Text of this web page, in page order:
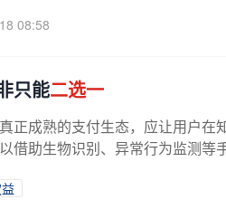
08:58
只能二选一
正成熟的支付生态，应让用户在
借助生物识别、异常行为监测等